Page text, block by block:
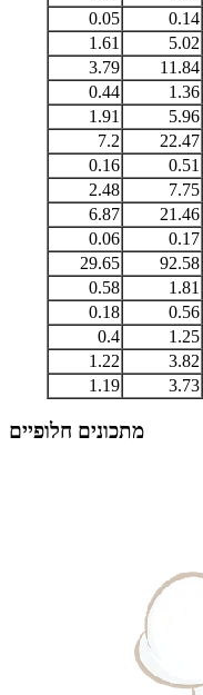
0.14
0.05
5.02
1.61
11.84
3.79
1.36
0.44
5.96
1.91
22.47
7.2
0.51
0.16
7.75
2.48
21.46
6.87
0.17
0.06
92.58
29.65
1.81
0.58
0.56
0.18
1.25
0.4
3.82
1.22
3.73
1.19
מתכונים חלופיים